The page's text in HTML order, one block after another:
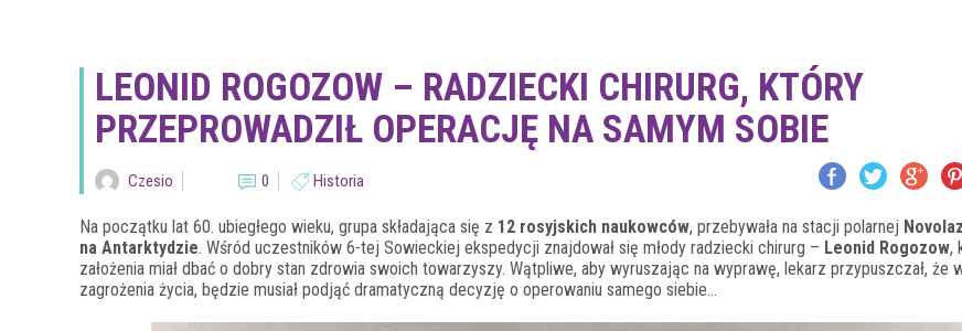
LEONID ROGOZOW – RADZIECKI CHIRURG, KTÓRY
PRZEPROWADZIŁ OPERACJĘ NA SAMYM SOBIE
Czesio 0 Historia
Na początku lat 60. ubiegłego wieku, grupa składająca się z 12 rosyjskich naukowców, przebywała na stacji polarnej
na Antarktydzie. Wśród uczestników 6-tej Sowieckiej ekspedycji znajdował się młody radziecki chirurg – Leonid Rogozow,
założenia miał dbać o dobry stan zdrowia swoich towarzyszy. Wątpliwe, aby wyruszając na wyprawę, lekarz przypuszczał, że
zagrożenia życia, będzie musiał podjąć dramatyczną decyzję o operowaniu samego siebie…